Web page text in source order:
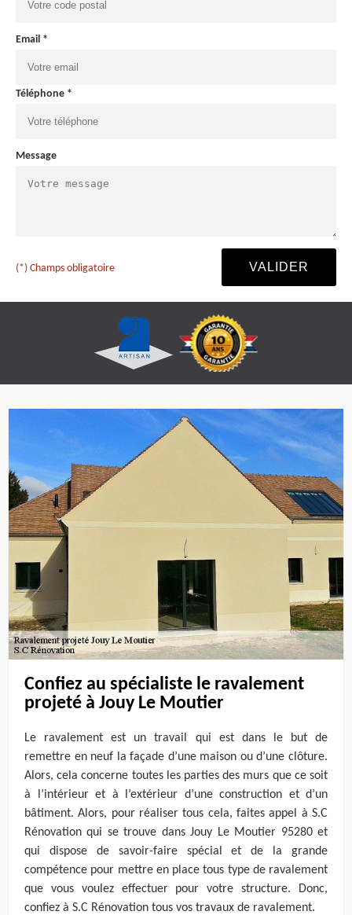
Email *
Téléphone *
Message
(*) Champs obligatoire
Confiez au spécialiste le ravalement
projeté à Jouy Le Moutier
Le ravalement est un travail qui est dans le but de
remettre en neuf la façade d’une maison ou d’une clôture.
Alors, cela concerne toutes les parties des murs que ce soit
à l’intérieur et à l’extérieur d’une construction et d’un
bâtiment. Alors, pour réaliser tous cela, faites appel à S.C
Rénovation qui se trouve dans Jouy Le Moutier 95280 et
qui dispose de savoir-faire spécial et de la grande
compétence pour mettre en place tous type de ravalement
que vous voulez effectuer pour votre structure. Donc,
confiez à S.C Rénovation tous vos travaux de ravalement.